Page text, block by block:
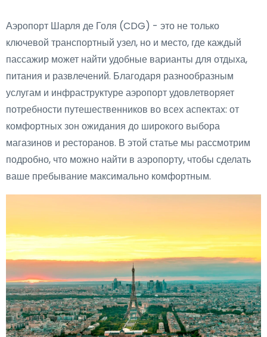
Аэропорт Шарля де Голя (CDG) - это не только
ключевой транспортный узел, но и место, где каждый
пассажир может найти удобные варианты для отдыха,
питания и развлечений. Благодаря разнообразным
услугам и инфраструктуре аэропорт удовлетворяет
потребности путешественников во всех аспектах: от
комфортных зон ожидания до широкого выбора
магазинов и ресторанов. В этой статье мы рассмотрим
подробно, что можно найти в аэропорту, чтобы сделать
ваше пребывание максимально комфортным.